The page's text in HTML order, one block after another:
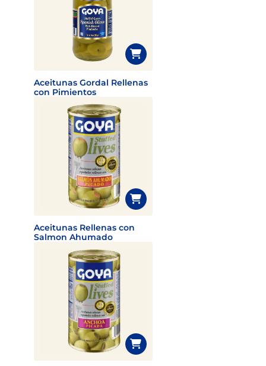
Aceitunas Gordal Rellenas
con Pimientos
Aceitunas Rellenas con
Salmon Ahumado